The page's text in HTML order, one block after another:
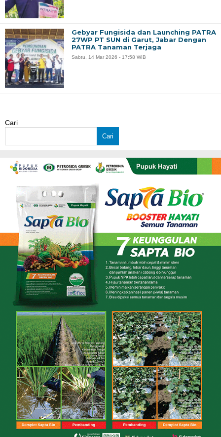
Cari
Cari
Gebyar Fungisida dan Launching PATRA
27WP PT SUN di Garut, Jabar Dengan
PATRA Tanaman Terjaga
Sabtu, 14 Mar 2026 - 17:58 WIB